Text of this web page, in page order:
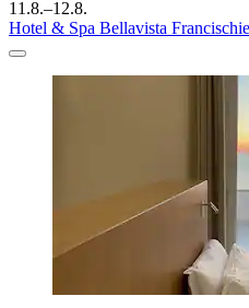
11.8.–12.8.
Hotel & Spa Bellavista